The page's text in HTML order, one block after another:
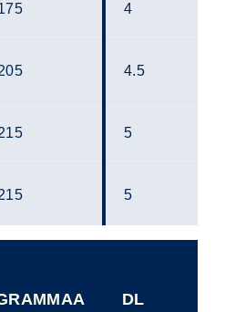
4
4.5
5
5
DL